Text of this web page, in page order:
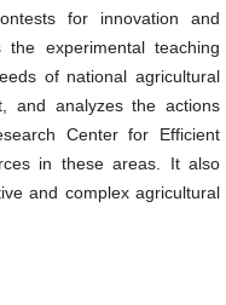
for innovation and
the experimental teaching
of national agricultural
and analyzes the actions
Center for Efficient
in these areas. It also
and complex agricultural